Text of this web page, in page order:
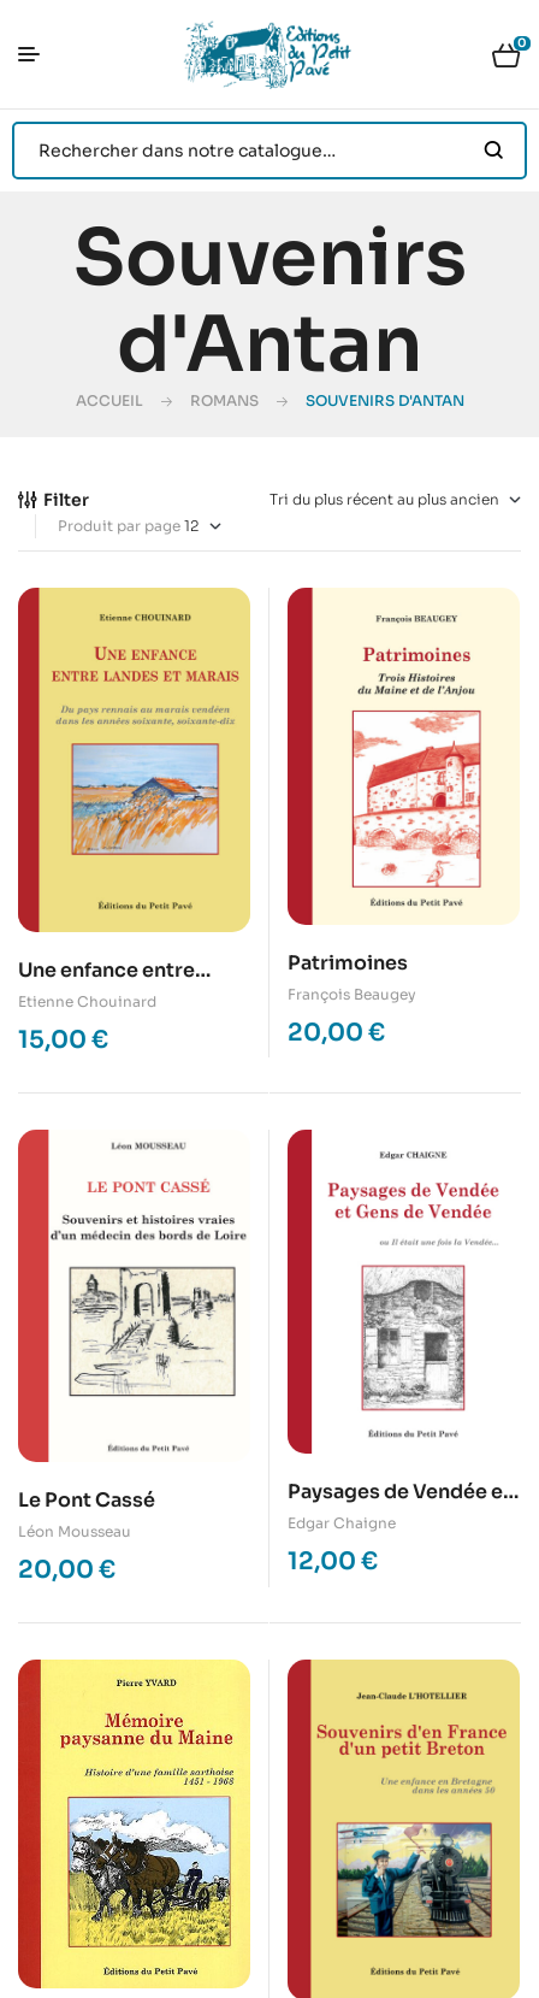
0
Souvenirs
d'Antan
ACCUEIL ROMANS SOUVENIRS D'ANTAN
Filter
Produit par page
Une enfance entre
Landes et Marais
Etienne Chouinard
15,00 €
Patrimoines
François Beaugey
20,00 €
Le Pont Cassé
Léon Mousseau
20,00 €
Paysages de Vendée et
Gens de Vendée
Edgar Chaigne
12,00 €